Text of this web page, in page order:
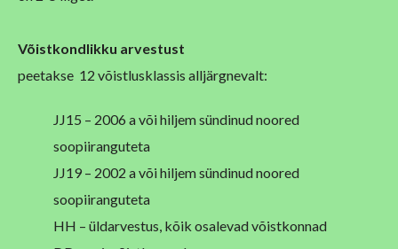
Võistkondlikku arvestust
peetakse 12 võistlusklassis alljärgnevalt:
JJ15 – 2006 a või hiljem sündinud noored
soopiiranguteta
JJ19 – 2002 a või hiljem sündinud noored
soopiiranguteta
HH – üldarvestus, kõik osalevad võistkonnad